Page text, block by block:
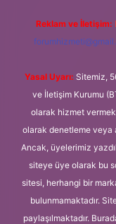
Reklam ve İletişim:
Yasal Uyarı: Sitemiz,
ve İletişim Kurumu
olarak hizmet
olarak denetleme veya
Ancak, üyelerimiz
siteye üye olarak bu
sitesi, herhangi bir
bulunmamaktadır.
paylaşılmaktadır.